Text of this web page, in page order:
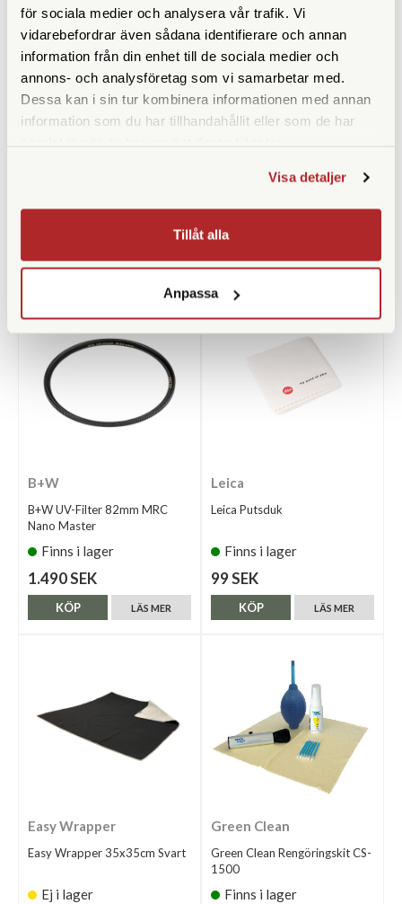
för sociala medier och analysera vår trafik. Vi
vidarebefordrar även sådana identifierare och annan
information från din enhet till de sociala medier och
annons- och analysföretag som vi samarbetar med.
Dessa kan i sin tur kombinera informationen med annan
information som du har tillhandahållit eller som de har
Visa detaljer
Tillåt alla
Anpassa
Bländare f/3,5-4,5
Filtergänga (mm) 82
Vikt (g) 990
ANDRA KÖPTE ÄVEN
B+W
B+W UV-Filter 82mm MRC
Nano Master
Finns i lager
1.490 SEK
LÄS MER
KÖP
Leica
Leica Putsduk
Finns i lager
99 SEK
LÄS MER
KÖP
Easy Wrapper
Easy Wrapper 35x35cm Svart
Ej i lager
Green Clean
Green Clean Rengöringskit CS-
1500
Finns i lager